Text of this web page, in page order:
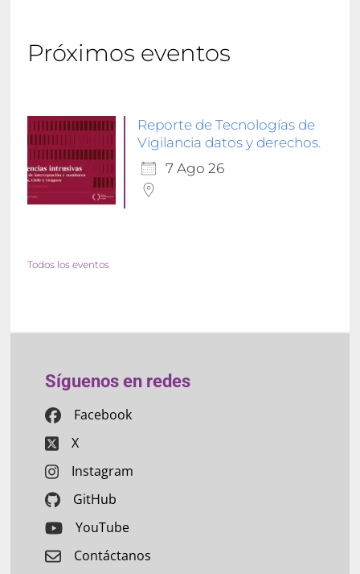
Próximos eventos
Reporte de Tecnologías de
Vigilancia datos y derechos.
7 Ago 26
Todos los eventos
Síguenos en redes
Facebook
X
Instagram
GitHub
YouTube
Contáctanos